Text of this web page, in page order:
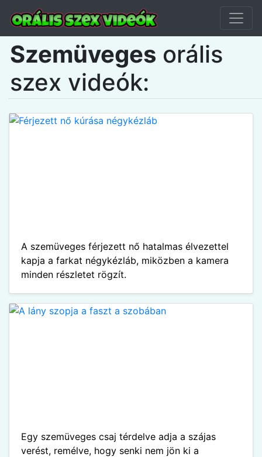
Szemüveges orális
szex videók:
A szemüveges férjezett nő hatalmas élvezettel
kapja a farkat négykézláb, miközben a kamera
minden részletet rögzít.
Egy szemüveges csaj térdelve adja a szájas
verést, remélve, hogy senki nem jön ki a